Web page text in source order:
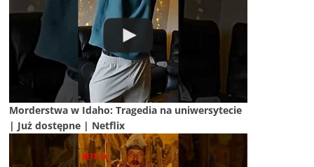
Morderstwa w Idaho: Tragedia na uniwersytecie
| Już dostępne | Netflix